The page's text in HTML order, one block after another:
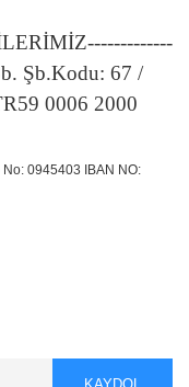
Şb.Kodu: 67 /
0006 2000
No: 0945403 IBAN NO: